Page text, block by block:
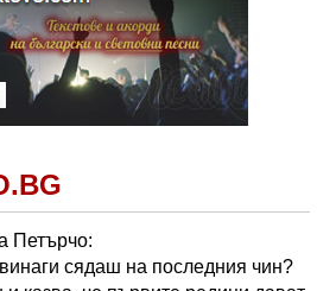
Петърчо:
сядаш на последния чин?